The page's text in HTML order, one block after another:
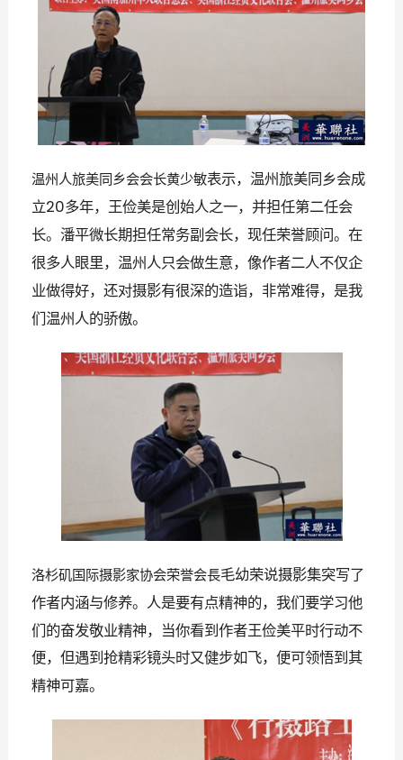
温州人旅美同乡会会长黄少敏表示，温州旅美同乡会成
立20多年，王俭美是创始人之一，并担任第二任会
长。潘平微长期担任常务副会长，现任荣誉顾问。在
很多人眼里，温州人只会做生意，像作者二人不仅企
业做得好，还对摄影有很深的造诣，非常难得，是我
们温州人的骄傲。
洛杉矶国际摄影家协会荣誉会⻑毛幼荣说摄影集突写了
作者内涵与修养。人是要有点精神的，我们要学习他
们的奋发敬业精神，当你看到作者王俭美平时行动不
便，但遇到抢精彩镜头时又健步如飞，便可领悟到其
精神可嘉。